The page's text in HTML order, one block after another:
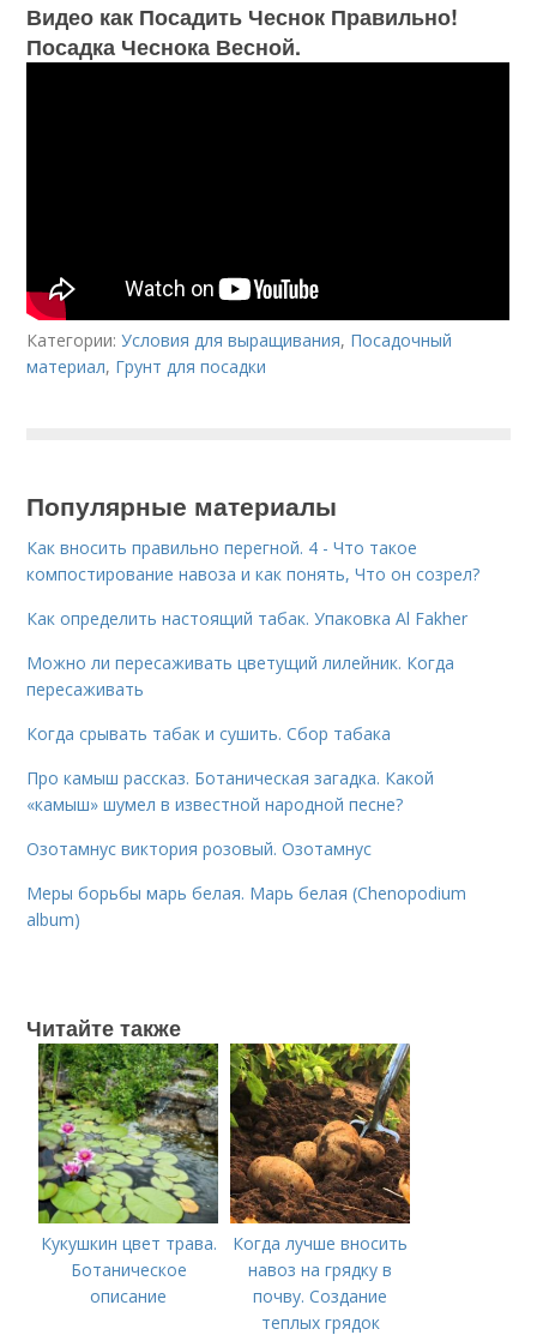
Видео как Посадить Чеснок Правильно!
Посадка Чеснока Весной.
Категории:Условия для выращивания, Посадочный
материал, Грунт для посадки
Популярные материалы
Как вносить правильно перегной. 4 - Что такое
компостирование навоза и как понять, Что он созрел?
Как определить настоящий табак. Упаковка Al Fakher
Можно ли пересаживать цветущий лилейник. Когда
пересаживать
Когда срывать табак и сушить. Сбор табака
Про камыш рассказ. Ботаническая загадка. Какой
«камыш» шумел в известной народной песне?
Озотамнус виктория розовый. Озотамнус
Меры борьбы марь белая. Марь белая (Chenopodium
album)
Читайте также
Кукушкин цвет трава.
Ботаническое
описание
Когда лучше вносить
навоз на грядку в
почву. Создание
теплых грядок